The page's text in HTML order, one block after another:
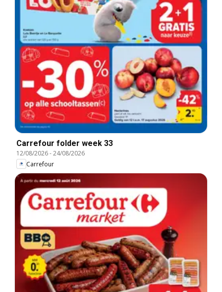
Carrefour folder week 33
12/08/2026-24/08/2026
Carrefour